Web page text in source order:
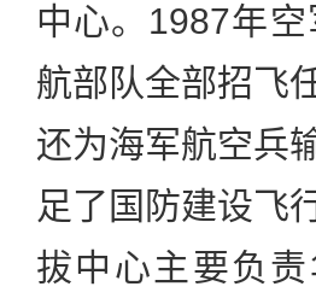
中心。1987年
航部队全部招飞
还为海军航空兵
足了国防建设飞
拔中心主要负